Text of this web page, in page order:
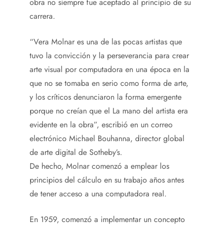
obra no siempre fue aceptado al principio de su
carrera.
“Vera Molnar es una de las pocas artistas que
tuvo la convicción y la perseverancia para crear
arte visual por computadora en una época en la
que no se tomaba en serio como forma de arte,
y los críticos denunciaron la forma emergente
porque no creían que el La mano del artista era
evidente en la obra”, escribió en un correo
electrónico Michael Bouhanna, director global
de arte digital de Sotheby’s.
De hecho, Molnar comenzó a emplear los
principios del cálculo en su trabajo años antes
de tener acceso a una computadora real.
En 1959, comenzó a implementar un concepto